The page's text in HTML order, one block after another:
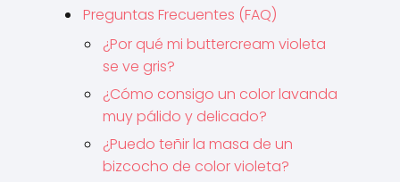
Preguntas Frecuentes (FAQ)
¿Por qué mi buttercream violeta
se ve gris?
¿Cómo consigo un color lavanda
muy pálido y delicado?
¿Puedo teñir la masa de un
bizcocho de color violeta?